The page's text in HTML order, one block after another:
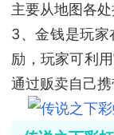
主要从地图各
3、金钱是玩家
励，玩家可利
通过贩卖自己携